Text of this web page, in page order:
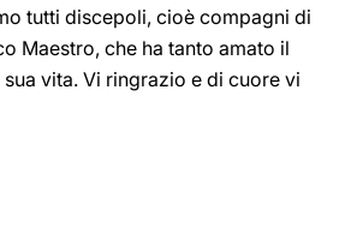
tutti discepoli, cioè compagni di
Maestro, che ha tanto amato il
vita. Vi ringrazio e di cuore vi